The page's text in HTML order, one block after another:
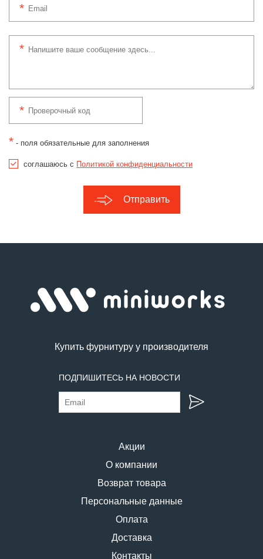
* - поля обязательные для заполнения
соглашаюсь с Политикой конфиденциальности
Отправить
Купить фурнитуру у производителя
ПОДПИШИТЕСЬ НА НОВОСТИ
Акции
О компании
Возврат товара
Персональные данные
Оплата
Доставка
Контакты